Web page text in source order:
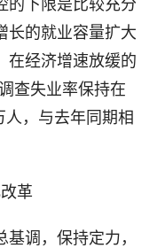
下限是比较充分
长的就业容量扩大
在经济增速放缓的
查失业率保持在
人，与去年同期相
革
调，保持定力，